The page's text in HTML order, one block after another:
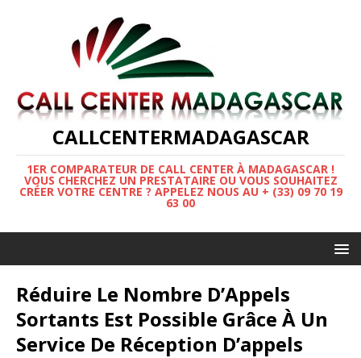
CALLCENTERMADAGASCAR
1ER COMPARATEUR DE CALL CENTER À MADAGASCAR !
VOUS CHERCHEZ UN PRESTATAIRE OU VOUS SOUHAITEZ
CRÉER VOTRE CENTRE ? APPELEZ NOUS AU + (33) 09 70 19
63 00
Réduire Le Nombre D’Appels
Sortants Est Possible Grâce À Un
Service De Réception D’appels